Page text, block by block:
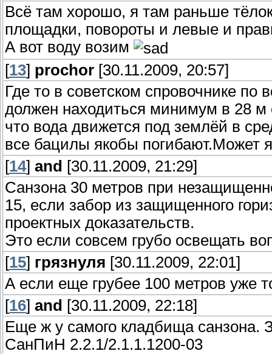
Всё там хорошо, я там раньше
площадки, повороты и левые и
А вот воду возим
[13] prochor [30.11.2009, 20:57]
Где то в советском спровочнике
должен находиться минимум в 28 м
что вода движется под землёй в
все бацилы якобы погибают.Может
[14] and [30.11.2009, 21:29]
Санзона 30 метров при
15, если забор из защищенного
проектных доказательств.
Это если совсем грубо освещать
[15] грязнуля [30.11.2009, 22:01]
А если еще грубее 100 метров уже
[16] and [30.11.2009, 22:18]
Еще ж у самого кладбища санзона.
СанПиН 2.2.1/2.1.1.1200-03